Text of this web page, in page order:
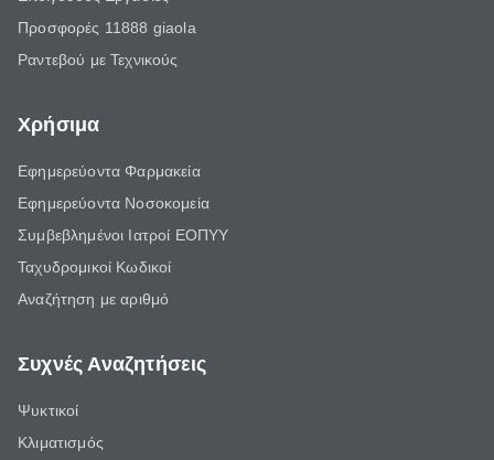
Προσφορές 11888 giaola
Ραντεβού με Τεχνικούς
Χρήσιμα
Εφημερεύοντα Φαρμακεία
Εφημερεύοντα Νοσοκομεία
Συμβεβλημένοι Ιατροί ΕΟΠΥΥ
Ταχυδρομικοί Κωδικοί
Αναζήτηση με αριθμό
Συχνές Αναζητήσεις
Ψυκτικοί
Κλιματισμός